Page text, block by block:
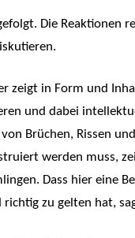
Die Reaktionen
zeigt in Form und
und dabei
Brüchen, Rissen
werden muss,
Dass hier eine
zu gelten hat,